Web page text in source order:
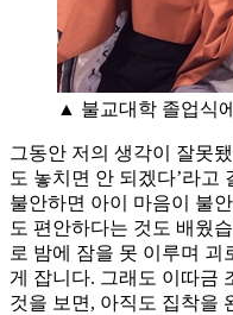
▲ 불교대학 졸업식
그동안 저의 생각이 잘못
도 놓치면 안 되겠다’라고
불안하면 아이 마음이 불
도 편안하다는 것도 배웠
로 밤에 잠을 못 이루며
게 잡니다. 그래도 이따금
것을 보면, 아직도 집착을